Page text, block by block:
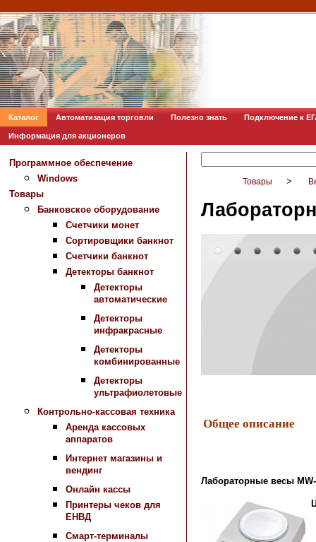
Каталог Автоматизация торговли Полезно знать Подключение к
Информация для акционеров
Программное обеспечение
Windows
Товары
Банковское оборудование
Счетчики монет
Сортировщики банкнот
Счетчики банкнот
Детекторы банкнот
Детекторы
автоматические
Детекторы
инфракрасные
Детекторы
комбинированные
Детекторы
ультрафиолетовые
Контрольно-кассовая техника
Аренда кассовых
аппаратов
Интернет магазины и
вендинг
Онлайн кассы
Принтеры чеков для
ЕНВД
Смарт-терминалы
Товары >
Общее описание
Лабораторные весы